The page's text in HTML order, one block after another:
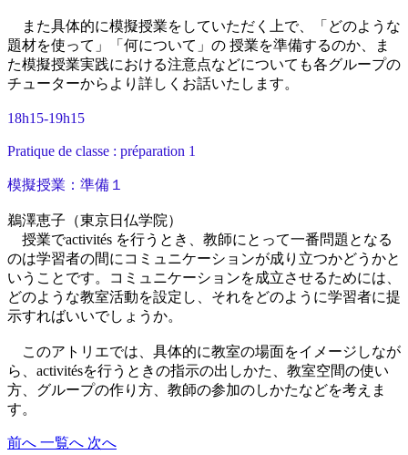
また具体的に模擬授業をしていただく上で、「どのような
題材を使って」「何について」の 授業を準備するのか、ま
た模擬授業実践における注意点などについても各グループの
チューターからより詳しくお話いたします。
18h15-19h15
Pratique de classe : préparation 1
模擬授業：準備１
鵜澤恵子（東京日仏学院）
授業でactivités を行うとき、教師にとって一番問題となる
のは学習者の間にコミュニケーションが成り立つかどうかと
いうことです。コミュニケーションを成立させるためには、
どのような教室活動を設定し、それをどのように学習者に提
示すればいいでしょうか。
このアトリエでは、具体的に教室の場面をイメージしなが
ら、activitésを行うときの指示の出しかた、教室空間の使い
方、グループの作り方、教師の参加のしかたなどを考えま
す。
前へ 一覧へ 次へ